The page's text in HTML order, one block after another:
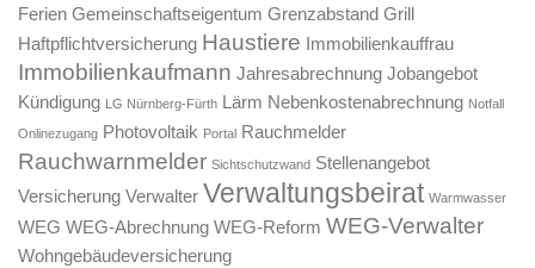
Ferien Gemeinschaftseigentum Grenzabstand Grill
Haftpflichtversicherung Haustiere Immobilienkauffrau
Immobilienkaufmann Jahresabrechnung Jobangebot
Kündigung LG Nürnberg-Fürth Lärm Nebenkostenabrechnung Notfall
Onlinezugang Photovoltaik Portal Rauchmelder
Rauchwarnmelder Sichtschutzwand Stellenangebot
Versicherung Verwalter Verwaltungsbeirat Warmwasser
WEG WEG-Abrechnung WEG-Reform WEG-Verwalter
Wohngebäudeversicherung